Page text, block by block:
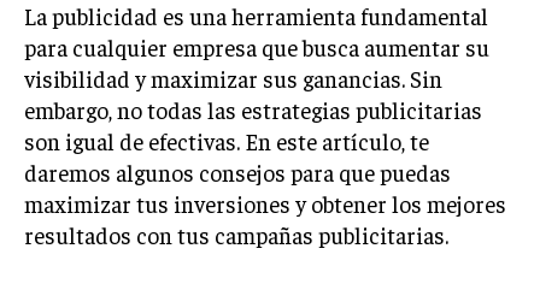
La publicidad es una herramienta fundamental
para cualquier empresa que busca aumentar su
visibilidad y maximizar sus ganancias. Sin
embargo, no todas las estrategias publicitarias
son igual de efectivas. En este artículo, te
daremos algunos consejos para que puedas
maximizar tus inversiones y obtener los mejores
resultados con tus campañas publicitarias.